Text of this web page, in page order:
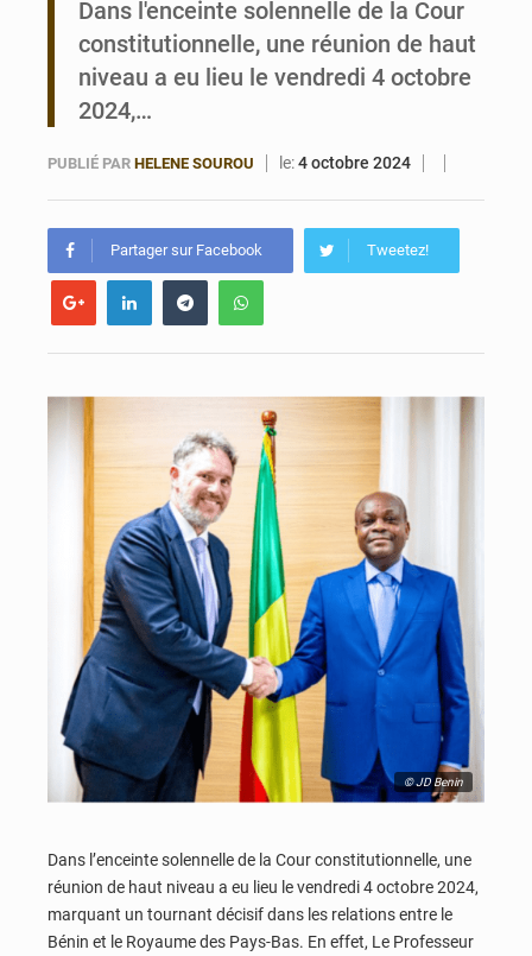
Bénin : Le CEG La Verdure de Ouèdo fait sa mue pour la rentrée
Dans l'enceinte solennelle de la Cour
constitutionnelle, une réunion de haut
niveau a eu lieu le vendredi 4 octobre
2024,…
PUBLIÉ PAR HELENE SOUROU le:4 octobre 2024
Partager sur Facebook Tweetez!
© JD Benin
Dans l’enceinte solennelle de la Cour constitutionnelle, une
réunion de haut niveau a eu lieu le vendredi 4 octobre 2024,
marquant un tournant décisif dans les relations entre le
Bénin et le Royaume des Pays-Bas. En effet, Le Professeur